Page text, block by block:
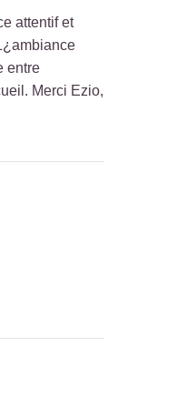
attentif et
entre
Merci Ezio,